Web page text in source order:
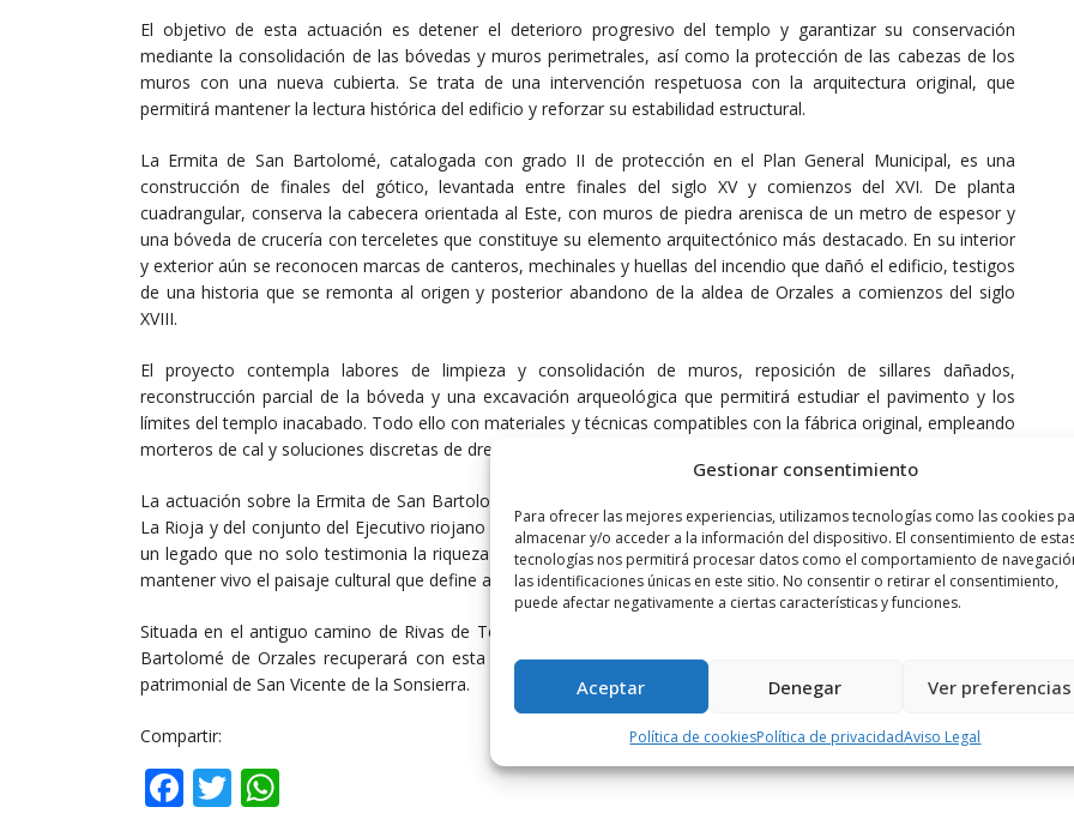
Gestionar consentimiento
Para ofrecer las mejores experiencias, utilizamos tecnologías como las cookies
almacenar y/o acceder a la información del dispositivo. El consentimiento de
tecnologías nos permitirá procesar datos como el comportamiento de
las identificaciones únicas en este sitio. No consentir o retirar el consentimiento,
puede afectar negativamente a ciertas características y funciones.
Aceptar Denegar Ver preferencias
Política de cookiesPolítica de privacidadAviso Legal
El objetivo de esta actuación es detener el deterioro progresivo del templo y garantizar su conservación
mediante la consolidación de las bóvedas y muros perimetrales, así como la protección de las cabezas de los
muros con una nueva cubierta. Se trata de una intervención respetuosa con la arquitectura original, que
permitirá mantener la lectura histórica del edificio y reforzar su estabilidad estructural.
La Ermita de San Bartolomé, catalogada con grado II de protección en el Plan General Municipal, es una
construcción de finales del gótico, levantada entre finales del siglo XV y comienzos del XVI. De planta
cuadrangular, conserva la cabecera orientada al Este, con muros de piedra arenisca de un metro de espesor y
una bóveda de crucería con terceletes que constituye su elemento arquitectónico más destacado. En su interior
y exterior aún se reconocen marcas de canteros, mechinales y huellas del incendio que dañó el edificio, testigos
de una historia que se remonta al origen y posterior abandono de la aldea de Orzales a comienzos del siglo
XVIII.
El proyecto contempla labores de limpieza y consolidación de muros, reposición de sillares dañados,
reconstrucción parcial de la bóveda y una excavación arqueológica que permitirá estudiar el pavimento y los
límites del templo inacabado. Todo ello con materiales y técnicas compatibles con la fábrica original, empleando
morteros de cal y soluciones discretas de drenaje para proteger el conjunto frente a la lluvia.
La actuación sobre la Ermita de San Bartolomé de Orzales se enmarca en la labor continuada del Gobierno de
La Rioja y del conjunto del Ejecutivo riojano por conservar y poner en valor el patrimonio histórico de la región,
un legado que no solo testimonia la riqueza artística y constructiva del pasado, sino que también contribuye a
mantener vivo el paisaje cultural que define a La Rioja.
Situada en el antiguo camino de Rivas de Tereso a Peciña, entre viñedos y laderas del Ebro, la ermita de San
Bartolomé de Orzales recuperará con esta intervención su dignidad arquitectónica y su presencia como hito
patrimonial de San Vicente de la Sonsierra.
Compartir:
Facebook
Twitter